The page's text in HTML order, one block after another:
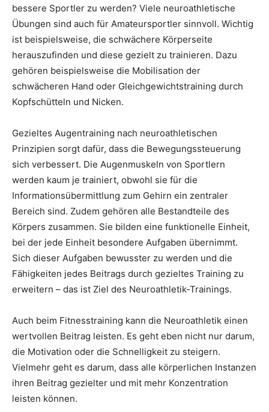
bessere Sportler zu werden? Viele neuroathletische
Übungen sind auch für Amateursportler sinnvoll. Wichtig
ist beispielsweise, die schwächere Körperseite
herauszufinden und diese gezielt zu trainieren. Dazu
gehören beispielsweise die Mobilisation der
schwächeren Hand oder Gleichgewichtstraining durch
Kopfschütteln und Nicken.
Gezieltes Augentraining nach neuroathletischen
Prinzipien sorgt dafür, dass die Bewegungssteuerung
sich verbessert. Die Augenmuskeln von Sportlern
werden kaum je trainiert, obwohl sie für die
Informationsübermittlung zum Gehirn ein zentraler
Bereich sind. Zudem gehören alle Bestandteile des
Körpers zusammen. Sie bilden eine funktionelle Einheit,
bei der jede Einheit besondere Aufgaben übernimmt.
Sich dieser Aufgaben bewusster zu werden und die
Fähigkeiten jedes Beitrags durch gezieltes Training zu
erweitern – das ist Ziel des Neuroathletik-Trainings.
Auch beim Fitnesstraining kann die Neuroathletik einen
wertvollen Beitrag leisten. Es geht eben nicht nur darum,
die Motivation oder die Schnelligkeit zu steigern.
Vielmehr geht es darum, dass alle körperlichen Instanzen
ihren Beitrag gezielter und mit mehr Konzentration
leisten können.